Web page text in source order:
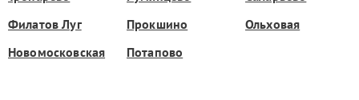
Филатов Луг
Прокшино
Ольховая
Новомосковская
Потапово